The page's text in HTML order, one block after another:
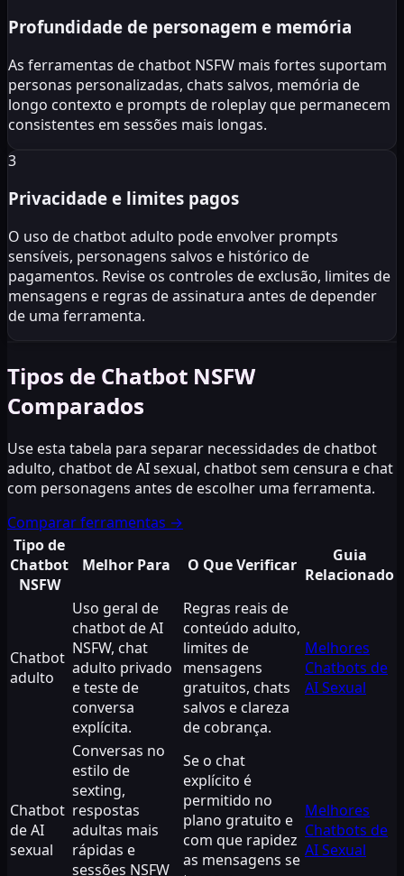
Profundidade de personagem e memória
As ferramentas de chatbot NSFW mais fortes suportam
personas personalizadas, chats salvos, memória de
longo contexto e prompts de roleplay que permanecem
consistentes em sessões mais longas.
3
Privacidade e limites pagos
O uso de chatbot adulto pode envolver prompts
sensíveis, personagens salvos e histórico de
pagamentos. Revise os controles de exclusão, limites de
mensagens e regras de assinatura antes de depender
de uma ferramenta.
Tipos de Chatbot NSFW
Comparados
Use esta tabela para separar necessidades de chatbot
adulto, chatbot de AI sexual, chatbot sem censura e chat
com personagens antes de escolher uma ferramenta.
Comparar ferramentas →
Tipo de
Chatbot
NSFW
Melhor Para O Que Verificar
Guia
Relacionado
Chatbot
adulto
Uso geral de
chatbot de AI
NSFW, chat
adulto privado
e teste de
conversa
explícita.
Regras reais de
conteúdo adulto,
limites de
mensagens
gratuitos, chats
salvos e clareza
de cobrança.
Melhores
Chatbots de
AI Sexual
Chatbot
de AI
sexual
Conversas no
estilo de
sexting,
respostas
adultas mais
rápidas e
sessões NSFW
Se o chat
explícito é
permitido no
plano gratuito e
com que rapidez
as mensagens se
Melhores
Chatbots de
AI Sexual